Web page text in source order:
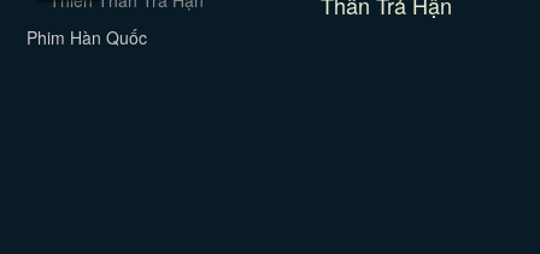
Phim Hàn Quốc